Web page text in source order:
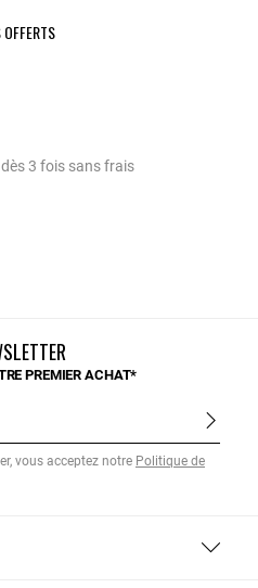
3 fois sans frais
PREMIER ACHAT*
vous acceptez notre Politique de